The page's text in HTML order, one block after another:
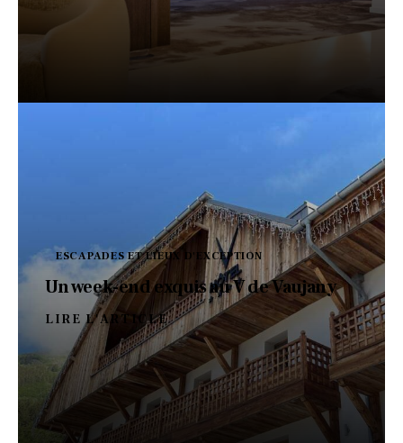
ESCAPADES ET LIEUX D'EXCEPTION
Un week-end exquis au V de Vaujany
LIRE L'ARTICLE